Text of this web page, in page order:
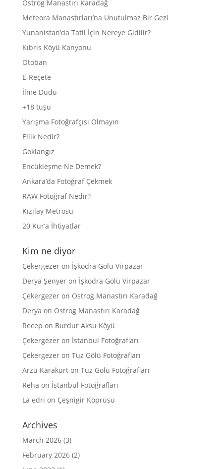
Ostrog Manastırı Karadağ
Meteora Manastırları’na Unutulmaz Bir Gezi
Yunanistan’da Tatil İçin Nereye Gidilir?
Kıbrıs Köyü Kanyonu
Otoban
E-Reçete
İlme Dudu
+18 tuşu
Yarışma Fotoğrafçısı Olmayın
Ellik Nedir?
Goklangız
Encükleşme Ne Demek?
Ankara’da Fotoğraf Çekmek
RAW Fotoğraf Nedir?
Kızılay Metrosu
20 Kur’a İhtiyatlar
Kim ne diyor
Çekergezeron İşkodra Gölü Virpazar
Derya Şenyeron İşkodra Gölü Virpazar
Çekergezeron Ostrog Manastırı Karadağ
Derya on Ostrog Manastırı Karadağ
Recep on Burdur Aksu Köyü
Çekergezeron İstanbul Fotoğrafları
Çekergezeron Tuz Gölü Fotoğrafları
Arzu Karakurton Tuz Gölü Fotoğrafları
Reha on İstanbul Fotoğrafları
La edri on Çeşnigir Köprüsü
Archives
March 2026(3)
February 2026(2)